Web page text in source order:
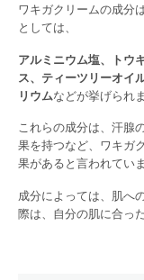
ワキガクリームの成分
としては、
アルミニウム塩、トウ
ス、ティーツリーオイ
リウムなどが挙げられま
これらの成分は、汗腺
果を持つなど、ワキガ
果があると言われていま
成分によっては、肌へ
際は、自分の肌に合っ